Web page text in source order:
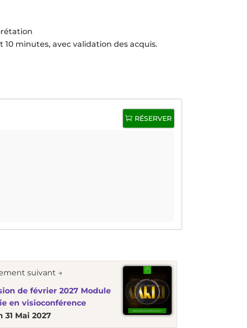
minutes, avec validation des acquis.
RÉSERVER
suivant →
de février 2027 Module
en visioconférence
31 Mai 2027